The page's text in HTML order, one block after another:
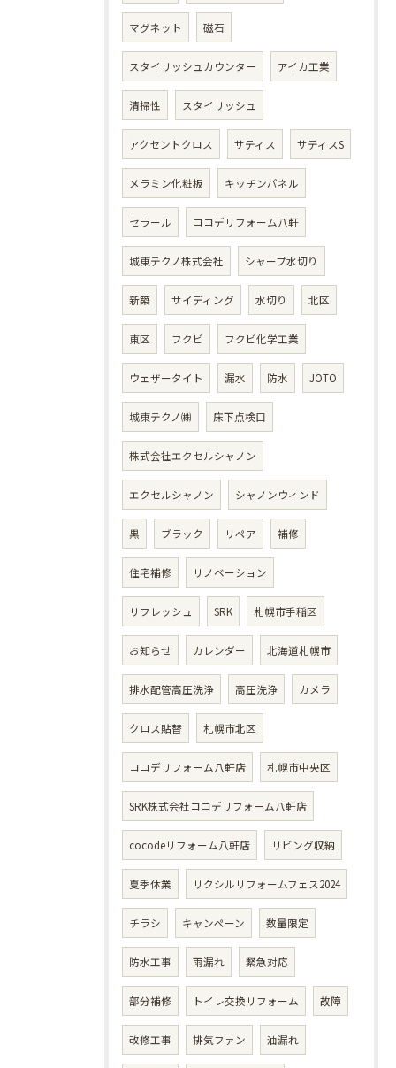
マグネット 磁石
スタイリッシュカウンター アイカ工業
清掃性 スタイリッシュ
アクセントクロス サティス サティスS
メラミン化粧板 キッチンパネル
セラール ココデリフォーム八軒
城東テクノ株式会社 シャープ水切り
新築 サイディング 水切り 北区
東区 フクビ フクビ化学工業
ウェザータイト 漏水 防水 JOTO
城東テクノ㈱ 床下点検口
株式会社エクセルシャノン
エクセルシャノン シャノンウィンド
黒 ブラック リペア 補修
住宅補修 リノベーション
リフレッシュ SRK 札幌市手稲区
お知らせ カレンダー 北海道札幌市
排水配管高圧洗浄 高圧洗浄 カメラ
クロス貼替 札幌市北区
ココデリフォーム八軒店 札幌市中央区
SRK株式会社ココデリフォーム八軒店
cocodeリフォーム八軒店 リビング収納
夏季休業 リクシルリフォームフェス2024
チラシ キャンペーン 数量限定
防水工事 雨漏れ 緊急対応
部分補修 トイレ交換リフォーム 故障
改修工事 排気ファン 油漏れ